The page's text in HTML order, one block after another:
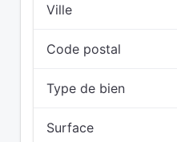
Ville
Code postal
Type de bien
Surface